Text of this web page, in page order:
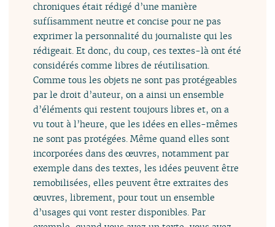
chroniques était rédigé d’une manière
suffisamment neutre et concise pour ne pas
exprimer la personnalité du journaliste qui les
rédigeait. Et donc, du coup, ces textes-là ont été
considérés comme libres de réutilisation.
Comme tous les objets ne sont pas protégeables
par le droit d’auteur, on a ainsi un ensemble
d’éléments qui restent toujours libres et, on a
vu tout à l’heure, que les idées en elles-mêmes
ne sont pas protégées. Même quand elles sont
incorporées dans des œuvres, notamment par
exemple dans des textes, les idées peuvent être
remobilisées, elles peuvent être extraites des
œuvres, librement, pour tout un ensemble
d’usages qui vont rester disponibles. Par